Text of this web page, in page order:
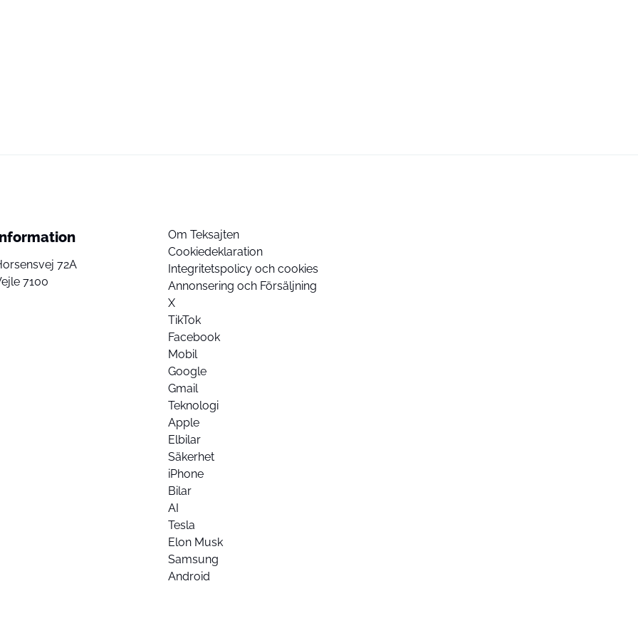
72A
7100
Om Teksajten
Cookiedeklaration
Integritetspolicy och cookies
Annonsering och Försäljning
X
TikTok
Facebook
Mobil
Google
Gmail
Teknologi
Apple
Elbilar
Säkerhet
iPhone
Bilar
AI
Tesla
Elon Musk
Samsung
Android